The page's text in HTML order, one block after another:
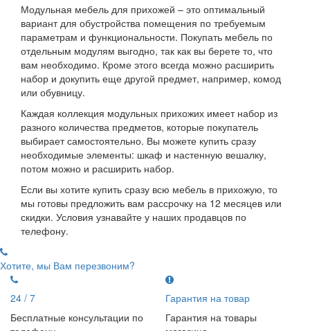
Модульная мебель для прихожей – это оптимальный
вариант для обустройства помещения по требуемым
параметрам и функциональности. Покупать мебель по
отдельным модулям выгодно, так как вы берете то, что
вам необходимо. Кроме этого всегда можно расширить
набор и докупить еще другой предмет, например, комод
или обувницу.
Каждая коллекция модульных прихожих имеет набор из
разного количества предметов, которые покупатель
выбирает самостоятельно. Вы можете купить сразу
необходимые элементы: шкаф и настенную вешалку,
потом можно и расширить набор.
Если вы хотите купить сразу всю мебель в прихожую, то
мы готовы предложить вам рассрочку на 12 месяцев или
скидки. Условия узнавайте у наших продавцов по
телефону.
Хотите, мы Вам перезвоним?
24 / 7
Бесплатные консультации по
Гарантия на товар
Гарантия на товары